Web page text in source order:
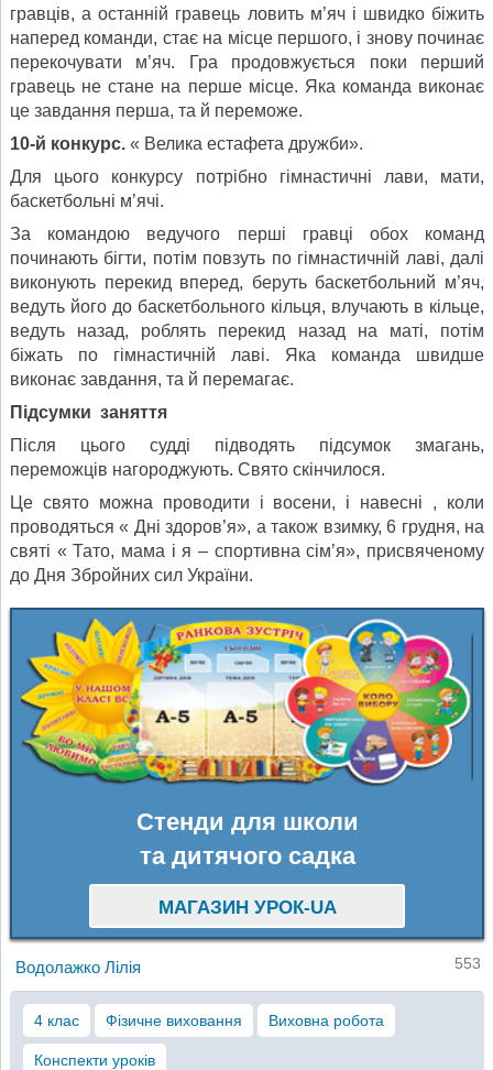
гравців, а останній гравець ловить м’яч і швидко біжить
наперед команди, стає на місце першого, і знову починає
перекочувати м’яч. Гра продовжується поки перший
гравець не стане на перше місце. Яка команда виконає
це завдання перша, та й переможе.
10-й конкурс. « Велика естафета дружби».
Для цього конкурсу потрібно гімнастичні лави, мати,
баскетбольні м’ячі.
За командою ведучого перші гравці обох команд
починають бігти, потім повзуть по гімнастичній лаві, далі
виконують перекид вперед, беруть баскетбольний м’яч,
ведуть його до баскетбольного кільця, влучають в кільце,
ведуть назад, роблять перекид назад на маті, потім
біжать по гімнастичній лаві. Яка команда швидше
виконає завдання, та й перемагає.
Підсумки заняття
Після цього судді підводять підсумок змагань,
переможців нагороджують. Свято скінчилося.
Це свято можна проводити і восени, і навесні , коли
проводяться « Дні здоров’я», а також взимку, 6 грудня, на
святі « Тато, мама і я – спортивна сім’я», присвяченому
до Дня Збройних сил України.
Стенди для школи
та дитячого садка
МАГАЗИН УРОК-UA
Водолажко Лілія 553
4 клас Фізичне виховання Виховна робота
Конспекти уроків